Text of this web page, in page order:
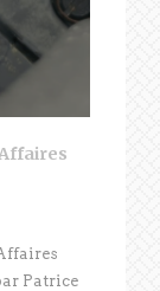
Affaires
Patrice